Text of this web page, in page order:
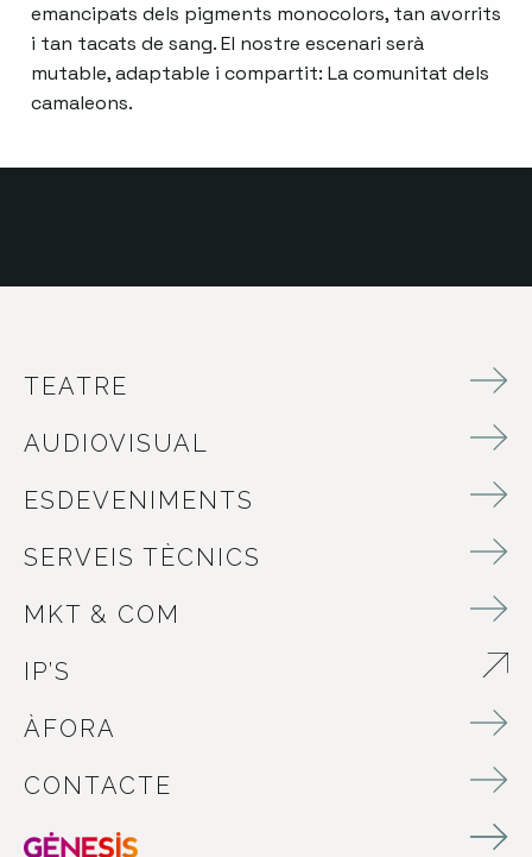
emancipats dels pigments monocolors, tan avorrits
i tan tacats de sang. El nostre escenari serà
mutable, adaptable i compartit: La comunitat dels
camaleons.
TEATRE
AUDIOVISUAL
ESDEVENIMENTS
SERVEIS TÈCNICS
MKT & COM
IP’S
ÀFORA
CONTACTE